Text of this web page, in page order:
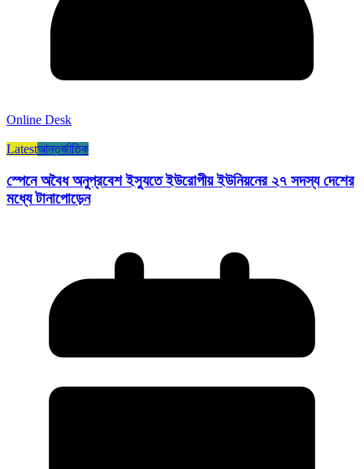
Online Desk
Latestআন্তর্জাতিক
স্পেনে অবৈধ অনুপ্রবেশ ইস্যুতে ইউরোপীয় ইউনিয়নের ২৭ সদস্য দেশের
মধ্যে টানাপোড়েন